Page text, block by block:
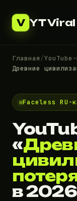
V YT
Главная/
Древние
Faceless RU-
«
в 2026